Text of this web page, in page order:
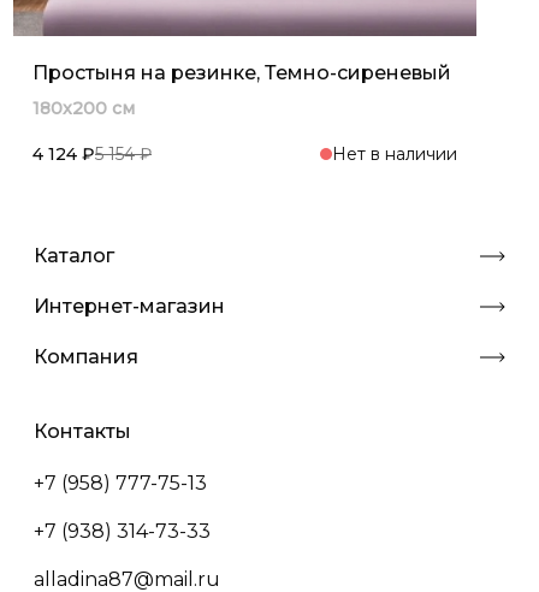
Простыня на резинке, Темно-сиреневый
180x200 см
4 124 ₽5 154 ₽ Нет в наличии
Каталог
Интернет-магазин
Компания
Контакты
+7 (958) 777-75-13
+7 (938) 314-73-33
alladina87@mail.ru